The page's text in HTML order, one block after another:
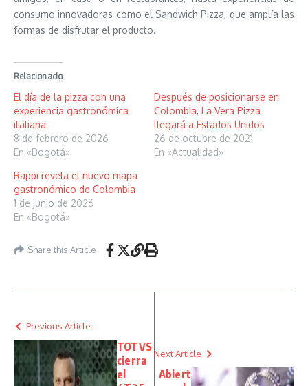
consumo innovadoras como el Sandwich Pizza, que amplía las
formas de disfrutar el producto.
Relacionado
El día de la pizza con una
experiencia gastronómica
italiana
8 de febrero de 2026
En «Bogotá»
Después de posicionarse en
Colombia, La Vera Pizza
llegará a Estados Unidos
26 de octubre de 2021
En «Actualidad»
Rappi revela el nuevo mapa
gastronómico de Colombia
1 de junio de 2026
En «Bogotá»
Share this Article
Previous Article
TOTVS
cierra
el
Next Article
Abiert